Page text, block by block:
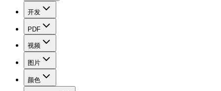
开发
PDF
视频
图片
颜色